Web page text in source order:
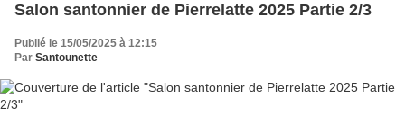
Salon santonnier de Pierrelatte 2025 Partie 2/3
Publié le 15/05/2025 à 12:15
Par Santounette